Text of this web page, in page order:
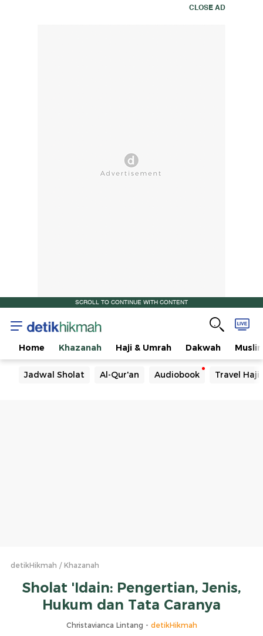
CLOSE AD
SCROLL TO CONTINUE WITH CONTENT
Home Khazanah Haji & Umrah Dakwah
Jadwal Sholat Al-Qur'an Audiobook Travel Haji
detikHikmah Khazanah
Sholat 'Idain: Pengertian, Jenis,
Hukum dan Tata Caranya
Christavianca Lintang - detikHikmah